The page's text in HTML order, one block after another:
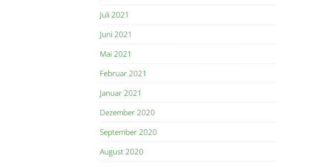
Juli 2021
Juni 2021
Mai 2021
Februar 2021
Januar 2021
Dezember 2020
September 2020
August 2020